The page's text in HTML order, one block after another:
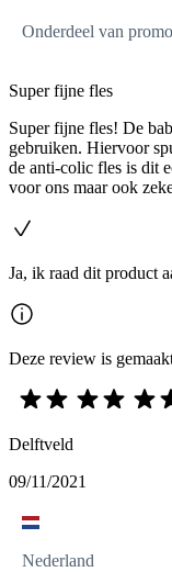
Onderdeel van
Super fijne fles
Super fijne fles! De
gebruiken. Hiervoor
de anti-colic fles is dit
voor ons maar ook
Ja, ik raad dit product
Deze review is
Delftveld
09/11/2021
Nederland